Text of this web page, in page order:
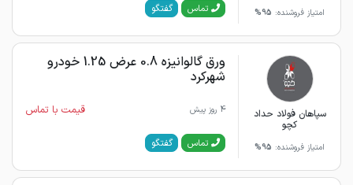
امتیاز فروشنده: 95% تماس گفتگو
سپاهان فولاد حداد
کچو
امتیاز فروشنده: 95%
ورق گالوانیزه 0.8 عرض 1.25 خودرو
شهرکرد
4 روز پیش قیمت با تماس
تماس گفتگو